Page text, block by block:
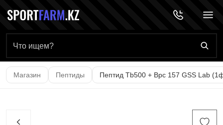
Главная страница
Магазин Пептиды Пептид Tb500 + Bpc 157 GSS Lab